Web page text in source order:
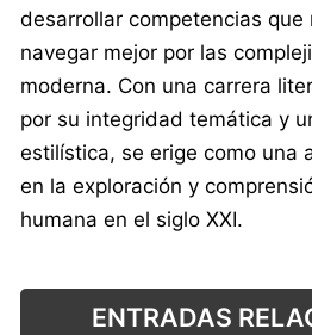
desarrollar competencias que
navegar mejor por las
moderna. Con una carrera
por su integridad temática y
estilística, se erige como una
en la exploración y
humana en el siglo XXI.
ENTRADAS